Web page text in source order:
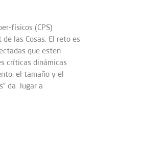
físicos (CPS)
las Cosas. El reto es
que esten
críticas dinámicas
el tamaño y el
da lugar a